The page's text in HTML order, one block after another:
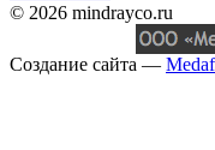
© 2026 mindrayco.ru
Создание сайта —